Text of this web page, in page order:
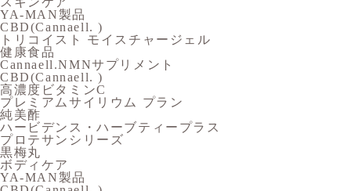
YA-MAN製品
CBD(Cannaell. )
トリコイスト モイスチャージェル
健康食品
Cannaell.NMNサプリメント
CBD(Cannaell. )
高濃度ビタミンC
プレミアムサイリウム プラン
純美酢
ハービデンス・ハーブティープラス
プロテサンシリーズ
黒梅丸
ボディケア
YA-MAN製品